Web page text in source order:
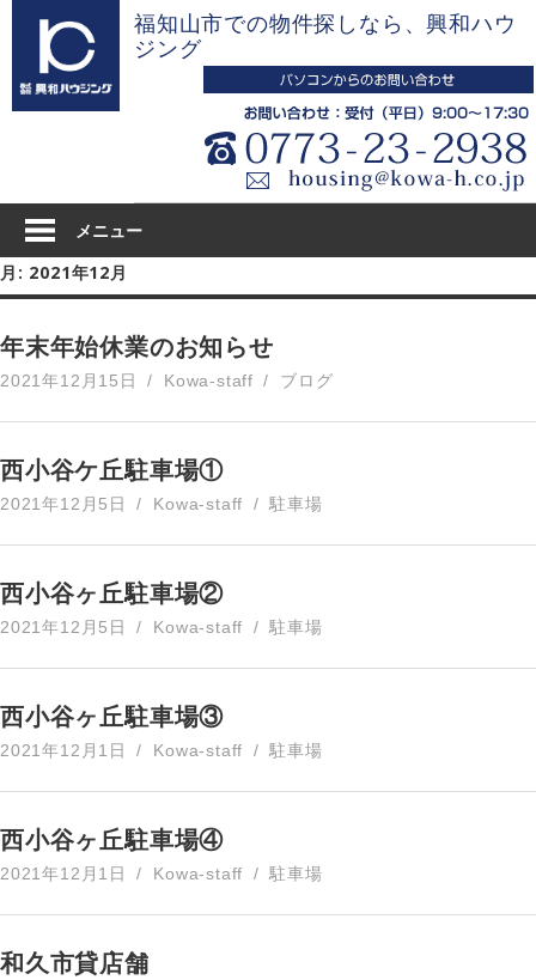
ッ
プ
福知山市での物件探しなら、興和ハウ
ジング
メニュー
月: 2021年12月
年末年始休業のお知らせ
2021年12月15日 Kowa-staff ブログ
西小谷ケ丘駐車場①
2021年12月5日 Kowa-staff 駐車場
西小谷ヶ丘駐車場②
2021年12月5日 Kowa-staff 駐車場
西小谷ヶ丘駐車場③
2021年12月1日 Kowa-staff 駐車場
西小谷ヶ丘駐車場④
2021年12月1日 Kowa-staff 駐車場
和久市貸店舗